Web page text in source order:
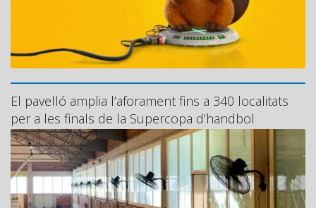
El pavelló amplia l’aforament fins a 340 localitats
per a les finals de la Supercopa d’handbol